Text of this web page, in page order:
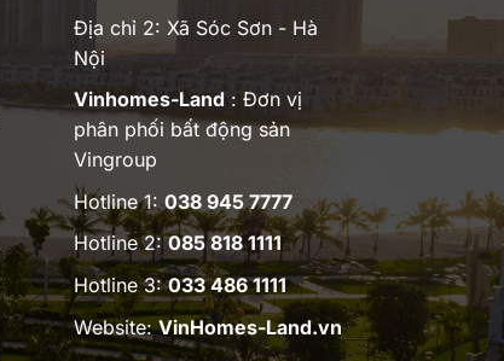
Địa chỉ 2: Xã Sóc Sơn - Hà
Nội
Vinhomes-Land: Đơn vị
phân phối bất động sản
Vingroup
Hotline 1:038 945 7777
Hotline 2:085 818 1111
Hotline 3:033 486 1111
Website:VinHomes-Land.vn